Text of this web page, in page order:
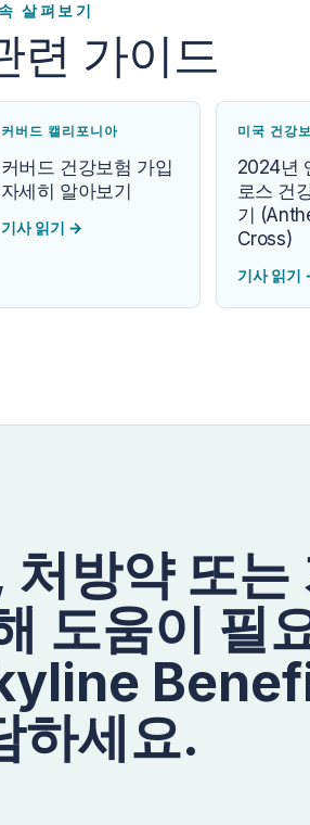
살펴보기
련 가이드
커버드 캘리포니아
커버드 건강보험 가입
자세히 알아보기
기사 읽기 →
미국 건강
2024년
로스 건
기
Cross)
기사 읽기
방약 또는
도움이 필
하세요.